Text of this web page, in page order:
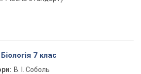
7 клас
В. І. Соболь